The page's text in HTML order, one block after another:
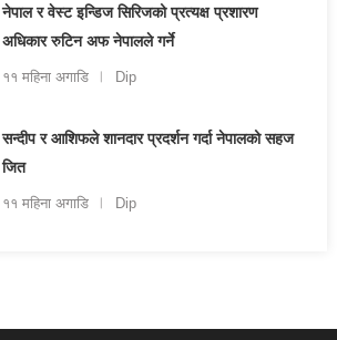
नेपाल र वेस्ट इन्डिज सिरिजको प्रत्यक्ष प्रशारण
अधिकार रुटिन अफ नेपालले गर्ने
११ महिना अगाडि Dip
सन्दीप र आशिफले शानदार प्रदर्शन गर्दा नेपालको सहज
जित
११ महिना अगाडि Dip